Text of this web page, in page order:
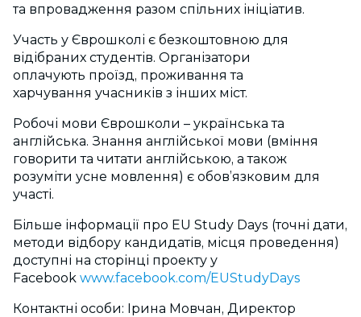
та впровадження разом спільних ініціатив.
Участь у Єврошколі є безкоштовною для
відібраних студентів. Організатори
оплачують проїзд, проживання та
харчування учасників з інших міст.
Робочі мови Єврошколи – українська та
англійська. Знання англійської мови (вміння
говорити та читати англійською, а також
розуміти усне мовлення) є обов’язковим для
участі.
Більше інформації про EU Study Days (точні дати,
методи відбору кандидатів, місця проведення)
доступні на сторінці проекту у
Facebook www.facebook.com/EUStudyDays
Контактні особи: Ірина Мовчан, Директор